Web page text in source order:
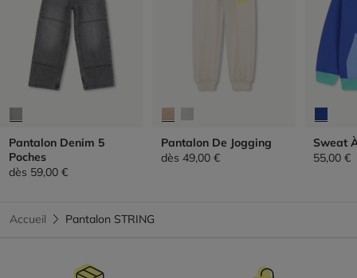
Pantalon Denim 5
Poches
dès 59,00 €
Pantalon De Jogging
dès 49,00 €
Sweat
55,00 €
Accueil Pantalon STRING